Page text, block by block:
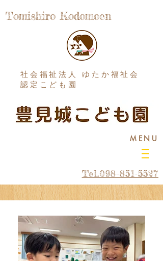
Tomishiro Kodomoen
社会福祉法人 ゆたか福祉会
認定こども園
MENU
Tel.098-851-5527